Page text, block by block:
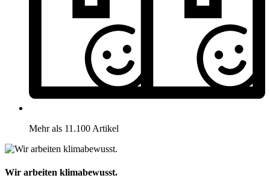
Mehr als 11.100 Artikel
Wir arbeiten klimabewusst.